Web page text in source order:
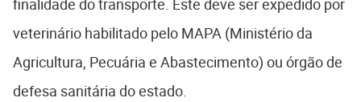
finalidade do transporte. Este deve ser expedido por
veterinário habilitado pelo MAPA (Ministério da
Agricultura, Pecuária e Abastecimento) ou órgão de
defesa sanitária do estado.